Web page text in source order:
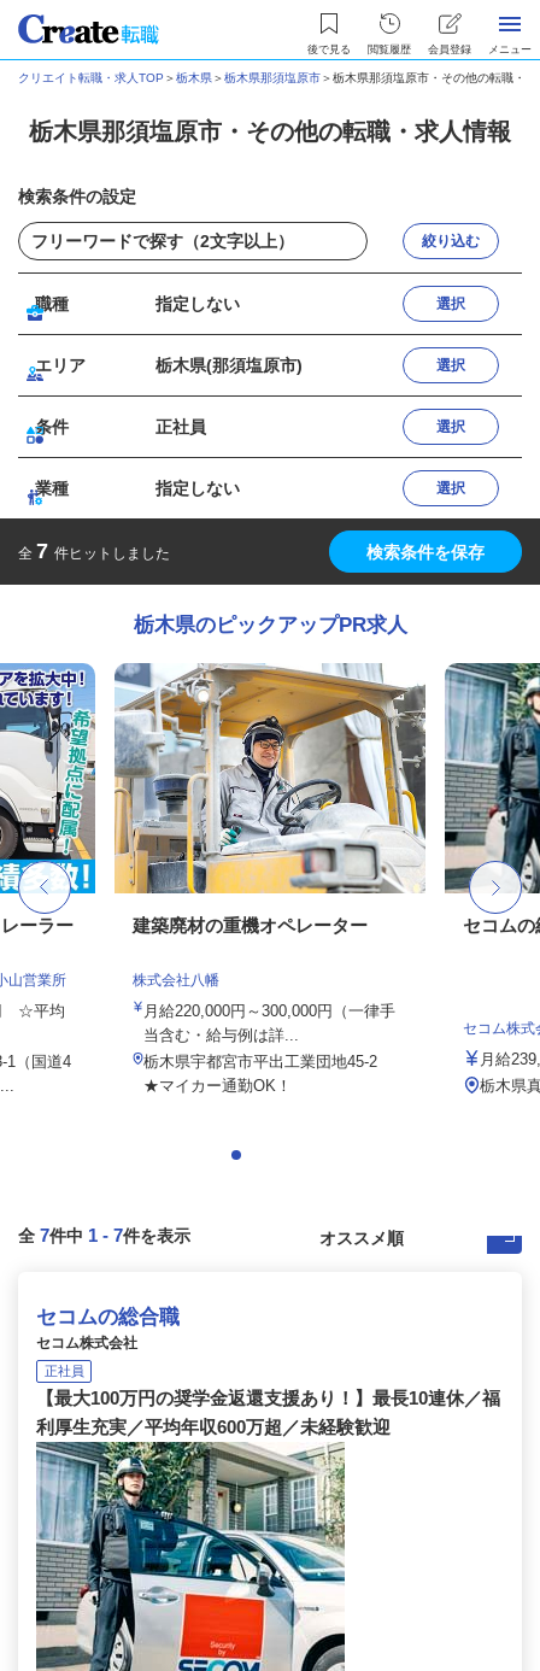
後で見る 閲覧履歴 会員登録 メニュー
クリエイト転職・求人TOP ＞栃木県＞栃木県那須塩原市＞栃木県那須塩原市・その他の転職・求
栃木県那須塩原市・その他の転職・求人情報
検索条件の設定
絞り込む
職種 指定しない 選択
エリア 栃木県(那須塩原市) 選択
条件 正社員 選択
業種 指定しない 選択
全 7 件ヒットしました 検索条件を保存
栃木県のピックアップPR求人
ーラー
山営業所
☆平均
1（国道4
建築廃材の重機オペレーター
株式会社八幡
月給220,000円～300,000円（一律手
当含む・給与例は詳...
栃木県宇都宮市平出工業団地45-2
★マイカー通勤OK！
セコムの
セコム株式
月給
栃木県
全 7件中 1 - 7件を表示
セコムの総合職
セコム株式会社
正社員
【最大100万円の奨学金返還支援あり！】最長10連休／福
利厚生充実／平均年収600万超／未経験歓迎